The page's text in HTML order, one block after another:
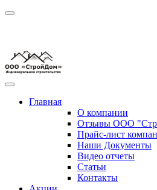
Главная
О компании
Отзывы ООО
Прайс-лист
Наши Документы
Видео отчеты
Статьи
Контакты